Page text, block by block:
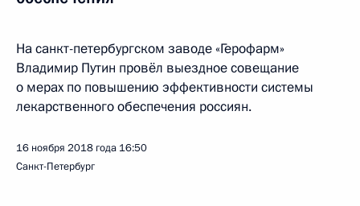
На санкт-петербургском заводе «Герофарм»
Владимир Путин провёл выездное совещание
о мерах по повышению эффективности системы
лекарственного обеспечения россиян.
16 ноября 2018 года 16:50
Санкт-Петербург